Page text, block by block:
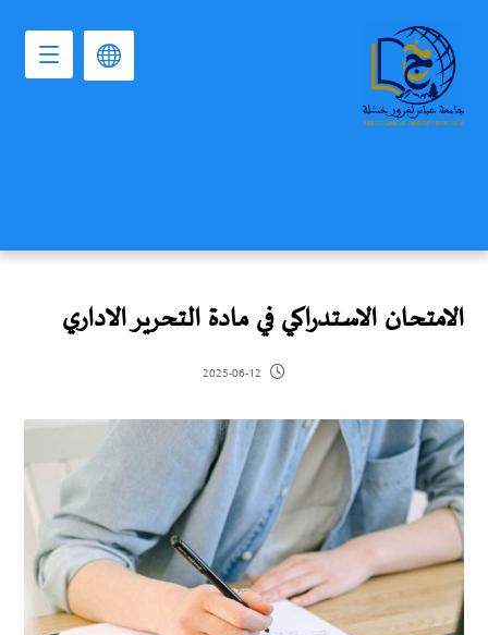
الامتحان الاستدراكي في مادة التحرير الاداري ‎
2025-06-12